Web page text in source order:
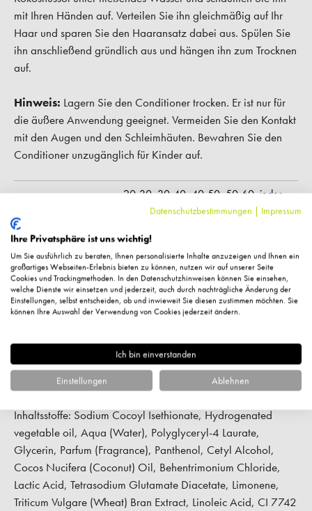
mit Ihren Händen auf. Verteilen Sie ihn gleichmäßig auf Ihr
Haar und sparen Sie den Haaransatz dabei aus. Spülen Sie
ihn anschließend gründlich aus und hängen ihn zum Trocknen
auf.
Hinweis: Lagern Sie den Conditioner trocken. Er ist nur für
die äußere Anwendung geeignet. Vermeiden Sie den Kontakt
mit den Augen und den Schleimhäuten. Bewahren Sie den
Conditioner unzugänglich für Kinder auf.
20-30,30-40,40-50,50-60,jedes
Alter ab 20,über 60
Anwendungsbereich:
Haare
Anwendungszeit:
bei Bedarf,täglich
Eigenschaft: frei von Mikroplastik,parabenfrei,
vegan
24 Stunden Pflege
Wirkung:
Inhaltsstoffe: Sodium Cocoyl Isethionate, Hydrogenated
vegetable oil, Aqua (Water), Polyglyceryl-4 Laurate,
Glycerin, Parfum (Fragrance), Panthenol, Cetyl Alcohol,
Cocos Nucifera (Coconut) Oil, Behentrimonium Chloride,
Lactic Acid, Tetrasodium Glutamate Diacetate, Limonene,
Triticum Vulgare (Wheat) Bran Extract, Linoleic Acid, CI 7742
Datenschutzbestimmungen | Impressum
Ihre Privatsphäre ist uns wichtig!
Um Sie ausführlich zu beraten, Ihnen personalisierte Inhalte anzuzeigen und Ihnen ein
großartiges Webseiten-Erlebnis bieten zu können, nutzen wir auf unserer Seite
Cookies und Trackingmethoden. In den Datenschutzhinweisen können Sie einsehen,
welche Dienste wir einsetzen und jederzeit, auch durch nachträgliche Änderung der
Einstellungen, selbst entscheiden, ob und inwieweit Sie diesen zustimmen möchten. Sie
können Ihre Auswahl der Verwendung von Cookies jederzeit ändern.
Ich bin einverstanden
Einstellungen Ablehnen